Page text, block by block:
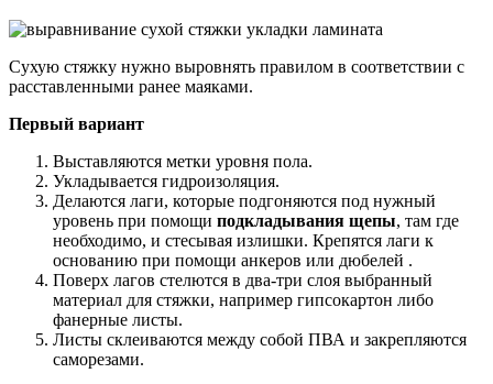
Сухую стяжку нужно выровнять правилом в соответствии с
расставленными ранее маяками.
Первый вариант
Выставляются метки уровня пола.
Укладывается гидроизоляция.
Делаются лаги, которые подгоняются под нужный
уровень при помощи подкладывания щепы, там где
необходимо, и стесывая излишки. Крепятся лаги к
основанию при помощи анкеров или дюбелей .
Поверх лагов стелются в два-три слоя выбранный
материал для стяжки, например гипсокартон либо
фанерные листы.
Листы склеиваются между собой ПВА и закрепляются
саморезами.